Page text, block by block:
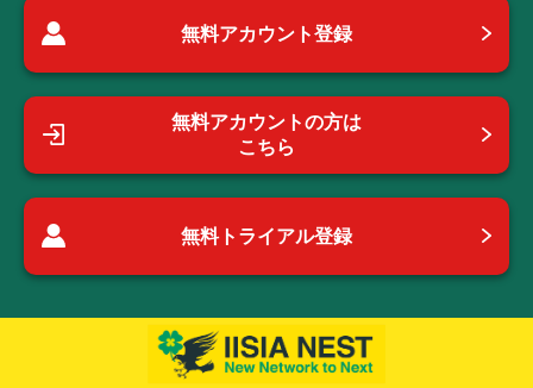
無料アカウント登録
無料アカウントの方は
こちら
無料トライアル登録